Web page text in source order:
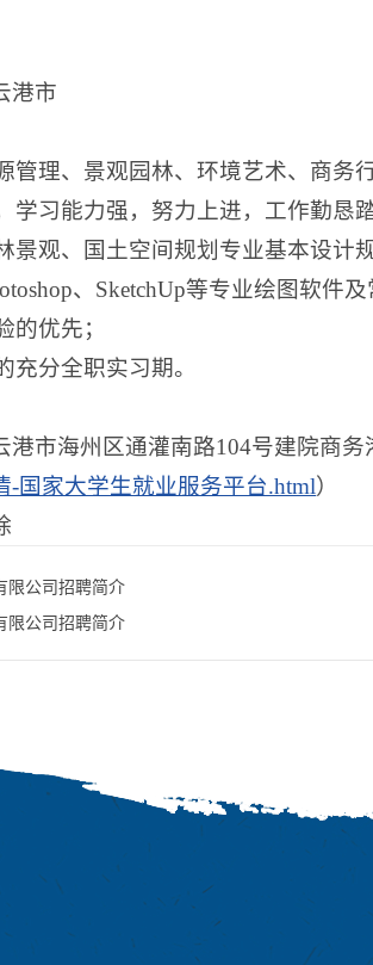
港市
管理、景观园林、环境艺术、商务
学习能力强，努力上进，工作勤恳
景观、国土空间规划专业基本设计
、SketchUp等专业绘图软件及
的优先；
充分全职实习期。
港市海州区通灌南路104号建院商务
-国家大学生就业服务平台.html）
限公司招聘简介
限公司招聘简介